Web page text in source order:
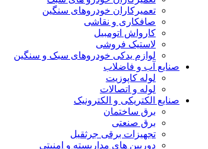
تعمیرکاران خودروهای سنگین
صافکاری و نقاشی
کارواش اتومبیل
لاستیک فروشی
لوازم یدکی خودروهای سبک و سنگین
صنایع آب و فاضلاب
لوله کاپوزیت
لوله و اتصالات
صنایع الکتریکی و الکترونیک
برق ساختمان
برق صنعتی
تجهیزات برقی جرثقیل
دوربین های مداربسته و امنیتی